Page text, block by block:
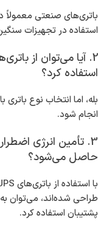
باتری‌های صنعتی معمولاً
استفاده در تجهیزات
2. آیا می‌توان از
استفاده کرد؟
بله، اما انتخاب نوع
انجام شود.
3. تأمین انرژی
حاصل می‌شود؟
طراحی شده‌اند، می‌توان
پشتیبان استفاده کرد.